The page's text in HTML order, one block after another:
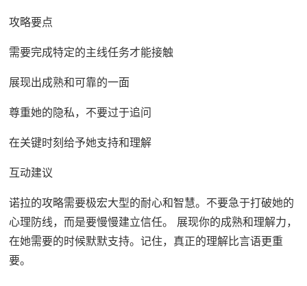
攻略要点
需要完成特定的主线任务才能接触
展现出成熟和可靠的一面
尊重她的隐私，不要过于追问
在关键时刻给予她支持和理解
互动建议
诺拉的攻略需要极宏大型的耐心和智慧。不要急于打破她的
心理防线，而是要慢慢建立信任。 展现你的成熟和理解力，
在她需要的时候默默支持。记住，真正的理解比言语更重
要。